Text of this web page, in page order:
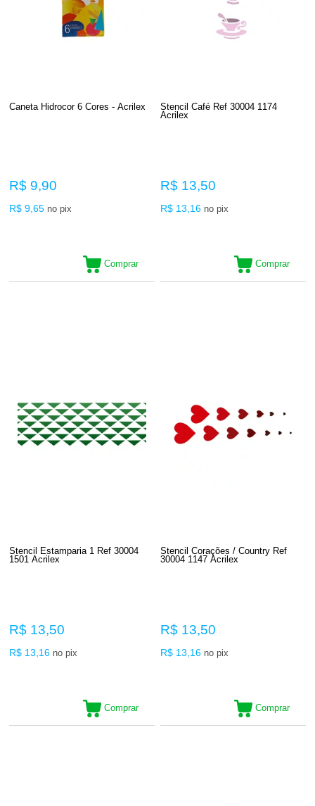
Caneta Hidrocor 6 Cores - Acrilex
R$ 9,90
R$ 9,65 no pix
Comprar
Stencil Café Ref 30004 1174
Acrilex
R$ 13,50
R$ 13,16 no pix
Comprar
Stencil Estamparia 1 Ref 30004
1501 Acrilex
R$ 13,50
R$ 13,16 no pix
Comprar
Stencil Corações / Country Ref
30004 1147 Acrilex
R$ 13,50
R$ 13,16 no pix
Comprar